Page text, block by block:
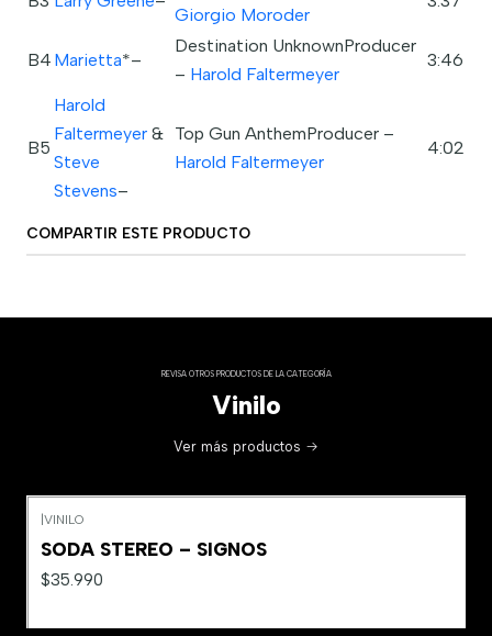
Giorgio Moroder
B4 Marietta*–
Destination UnknownProducer
– Harold Faltermeyer
3:46
B5
Harold
Faltermeyer &
Steve
Stevens–
Top Gun AnthemProducer –
Harold Faltermeyer
4:02
COMPARTIR ESTE PRODUCTO
REVISA OTROS PRODUCTOS DE LA CATEGORÍA
Vinilo
Ver más productos
VINILO
SODA STEREO – SIGNOS
$35.990